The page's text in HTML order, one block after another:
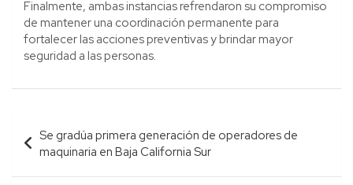
Finalmente, ambas instancias refrendaron su compromiso
de mantener una coordinación permanente para
fortalecer las acciones preventivas y brindar mayor
seguridad a las personas.
Navegación
de
entradas
Se gradúa primera generación de operadores de
maquinaria en Baja California Sur